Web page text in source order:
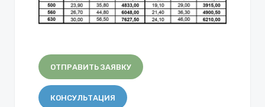
ОТПРАВИТЬ ЗАЯВКУ
КОНСУЛЬТАЦИЯ